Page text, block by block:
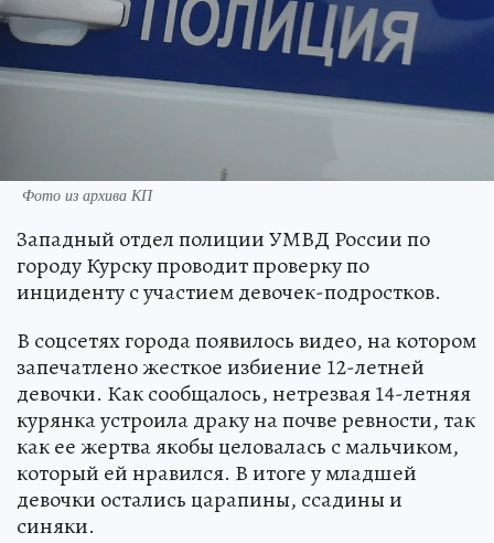
Фото из архива КП
Западный отдел полиции УМВД России по
городу Курску проводит проверку по
инциденту с участием девочек-подростков.
В соцсетях города появилось видео, на котором
запечатлено жесткое избиение 12-летней
девочки. Как сообщалось, нетрезвая 14-летняя
курянка устроила драку на почве ревности, так
как ее жертва якобы целовалась с мальчиком,
который ей нравился. В итоге у младшей
девочки остались царапины, ссадины и
синяки.